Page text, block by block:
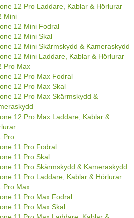
12 Pro Fodral
12 Pro Skal
12 Pro Skärmskydd & Kameraskydd
12 Pro Laddare, Kablar & Hörlurar
Mini
12 Mini Fodral
12 Mini Skal
12 Mini Skärmskydd & Kameraskydd
12 Mini Laddare, Kablar & Hörlurar
Pro Max
12 Pro Max Fodral
12 Pro Max Skal
12 Pro Max Skärmskydd &
12 Pro Max Laddare, Kablar &
Pro
11 Pro Fodral
11 Pro Skal
11 Pro Skärmskydd & Kameraskydd
11 Pro Laddare, Kablar & Hörlurar